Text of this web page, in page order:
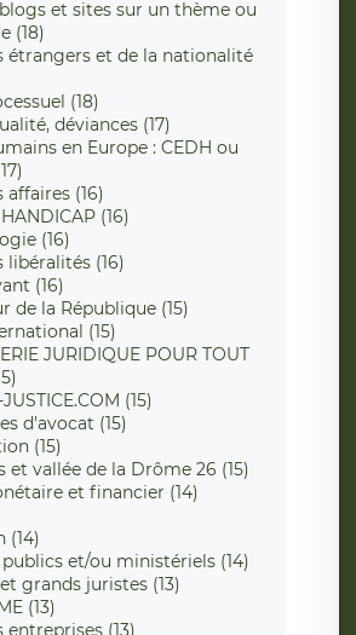
et sites sur un thème ou
(18)
étrangers et de la nationalité
(18)
déviances (17)
en Europe : CEDH ou
(16)
(16)
(16)
libéralités (16)
(16)
de la République (15)
(15)
JURIDIQUE POUR TOUT
(15)
d'avocat (15)
(15)
et vallée de la Drôme 26 (15)
et financier (14)
(14)
et/ou ministériels (14)
grands juristes (13)
(13)
entreprises (13)